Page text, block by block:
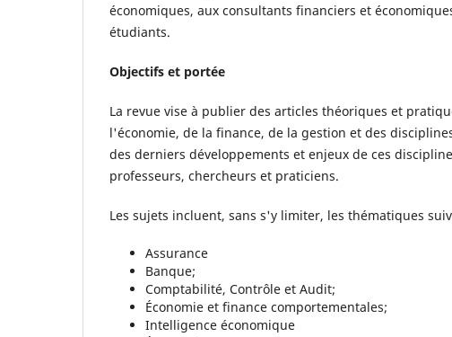
économiques, aux consultants financiers et
étudiants.
Objectifs et portée
La revue vise à publier des articles théoriques et
l'économie, de la finance, de la gestion et des
des derniers développements et enjeux de ces
professeurs, chercheurs et praticiens.
Les sujets incluent, sans s'y limiter, les thématiques
Assurance
Banque;
Comptabilité, Contrôle et Audit;
Économie et finance comportementales;
Intelligence économique